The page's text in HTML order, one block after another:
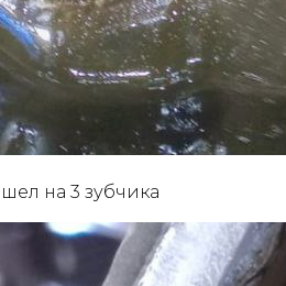
на 3 зубчика